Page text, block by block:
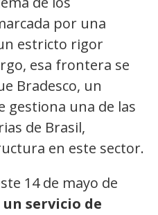
por una
estricto rigor
esa frontera se
Bradesco, un
gestiona una de las
de Brasil,
en este sector.
14 de mayo de
servicio de